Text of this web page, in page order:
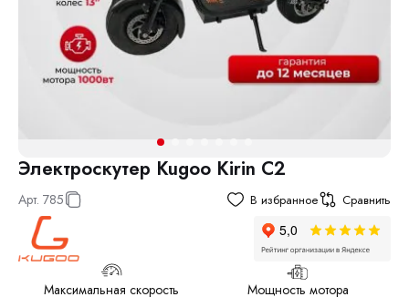
Электроскутер Kugoo Kirin C2
Арт. 785 В избранное Сравнить
Максимальная скорость Мощность мотора